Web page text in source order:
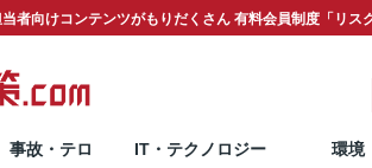
者向けコンテンツがもりだくさん 有料会員制度「リス
事故・テロ IT・テクノロジー 環境